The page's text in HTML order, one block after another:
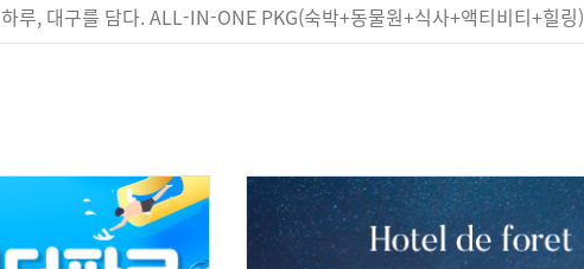
하루, 대구를 담다. ALL-IN-ONE PKG(숙박+동물원+식사+액티비티+힐링)